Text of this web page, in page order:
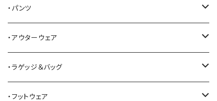
Alden
ALFONSO'S OF HOLLYWOOD LEATHER
All American Khakis
American Optical
Tシャツ
シャツ
ベスト
セーター
・パンツ
ジーンズ
ワークパンツ
オーバーオール
・アウターウェア
コート
ジャケット
・ラゲッジ＆バッグ
トートバッグ
・フットウェア